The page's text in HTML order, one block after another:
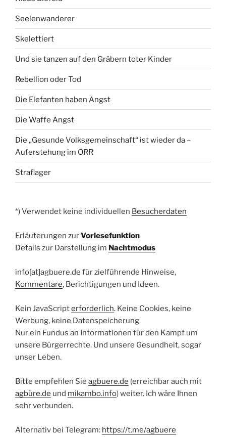
Seelenwanderer
Skelettiert
Und sie tanzen auf den Gräbern toter Kinder
Rebellion oder Tod
Die Elefanten haben Angst
Die Waffe Angst
Die „Gesunde Volksgemeinschaft“ ist wieder da –
Auferstehung im ÖRR
Straflager
*) Verwendet keine individuellen Besucherdaten
Erläuterungen zurVorlesefunktion
Details zur Darstellung im Nachtmodus
info[at]agbuere.de für zielführende Hinweise,
Kommentare, Berichtigungen und Ideen.
Kein JavaScripterforderlich. Keine Cookies, keine
Werbung, keine Datenspeicherung.
Nur ein Fundus an Informationen für den Kampf um
unsere Bürgerrechte. Und unsere Gesundheit, sogar
unser Leben.
Bitte empfehlen Sie agbuere.de (erreichbar auch mit
agbüre.de und mikambo.info) weiter. Ich wäre Ihnen
sehr verbunden.
Alternativ bei Telegram: https://t.me/agbuere